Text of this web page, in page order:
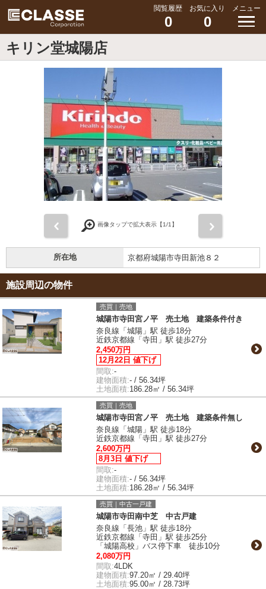
閲覧履歴
0
お気に入り
0
メニュー
キリン堂城陽店
画像タップで拡大表示【1/1】
所在地 京都府城陽市寺田新池８２
施設周辺の物件
売買｜売地
城陽市寺田宮ノ平 売土地 建築条件付き
奈良線「城陽」駅 徒歩18分
近鉄京都線「寺田」駅 徒歩27分
2,450万円
12月22日 値下げ
間取:-
建物面積:- / 56.34坪
土地面積:186.28㎡ / 56.34坪
売買｜売地
城陽市寺田宮ノ平 売土地 建築条件無し
奈良線「城陽」駅 徒歩18分
近鉄京都線「寺田」駅 徒歩27分
2,600万円
8月3日 値下げ
間取:-
建物面積:- / 56.34坪
土地面積:186.28㎡ / 56.34坪
売買｜中古一戸建
城陽市寺田南中芝 中古戸建
奈良線「長池」駅 徒歩18分
近鉄京都線「寺田」駅 徒歩25分
「城陽高校」バス停下車 徒歩10分
2,080万円
間取:4LDK
建物面積:97.20㎡ / 29.40坪
土地面積:95.00㎡ / 28.73坪